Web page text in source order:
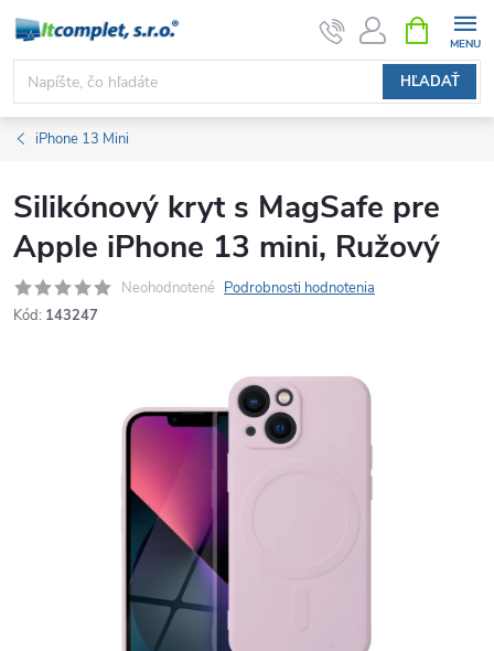
Prejsť
obsah
HĽADAŤ
KOŠÍK
iPhone 13 Mini
Silikónový kryt s MagSafe pre
Apple iPhone 13 mini, Ružový
Neohodnotené Podrobnosti hodnotenia
Kód: 143247